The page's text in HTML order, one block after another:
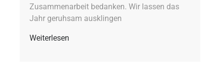
Zusammenarbeit bedanken. Wir lassen das
Jahr geruhsam ausklingen
Weiterlesen